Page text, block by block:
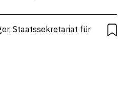
Staatssekretariat für